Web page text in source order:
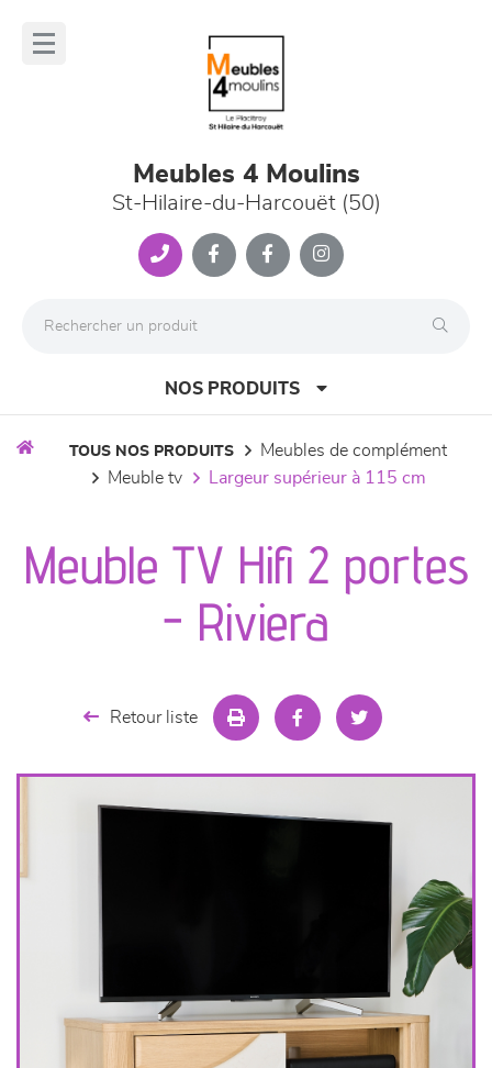
Meubles 4 Moulins
St-Hilaire-du-Harcouët (50)
NOS PRODUITS
séjours
meubles de complément
décoration
TOUS NOS PRODUITS
meubles de complément
meuble tv
largeur supérieur à 115 cm
Meuble TV Hifi 2 portes
- Riviera
Retour liste